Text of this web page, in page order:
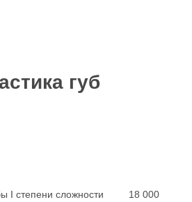
губ
I степени сложности
18 000